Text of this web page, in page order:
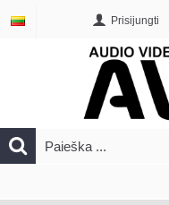
Prisijungti